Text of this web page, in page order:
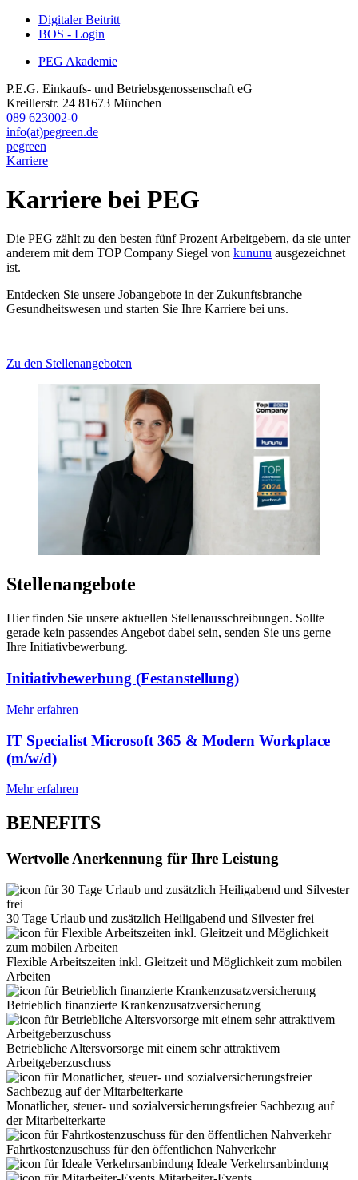
Digitaler Beitritt
BOS - Login
PEG Akademie
P.E.G. Einkaufs- und Betriebsgenossenschaft eG
Kreillerstr. 24 81673 München
089 623002-0
info(at)pegreen.de
pegreen
Karriere
Karriere bei PEG
Die PEG zählt zu den besten fünf Prozent Arbeitgebern, da sie unter
anderem mit dem TOP Company Siegel von kununu ausgezeichnet
ist.
Entdecken Sie unsere Jobangebote in der Zukunftsbranche
Gesundheitswesen und starten Sie Ihre Karriere bei uns.
Zu den Stellenangeboten
Stellenangebote
Hier finden Sie unsere aktuellen Stellenausschreibungen. Sollte
gerade kein passendes Angebot dabei sein, senden Sie uns gerne
Ihre Initiativbewerbung.
Initiativbewerbung (Festanstellung)
Mehr erfahren
IT Specialist Microsoft 365 & Modern Workplace
(m/w/d)
Mehr erfahren
BENEFITS
Wertvolle Anerkennung für Ihre Leistung
30 Tage Urlaub und zusätzlich Heiligabend und Silvester frei
Flexible Arbeitszeiten inkl. Gleitzeit und Möglichkeit zum mobilen
Arbeiten
Betrieblich finanzierte Krankenzusatzversicherung
Betriebliche Altersvorsorge mit einem sehr attraktivem
Arbeitgeberzuschuss
Monatlicher, steuer- und sozialversicherungsfreier Sachbezug auf
der Mitarbeiterkarte
Fahrtkostenzuschuss für den öffentlichen Nahverkehr
Ideale Verkehrsanbindung